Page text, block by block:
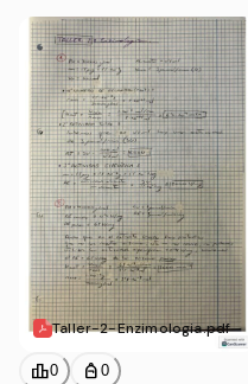
Taller-2-Enzimologia.pdf
leaderboard0 personal_bag 0